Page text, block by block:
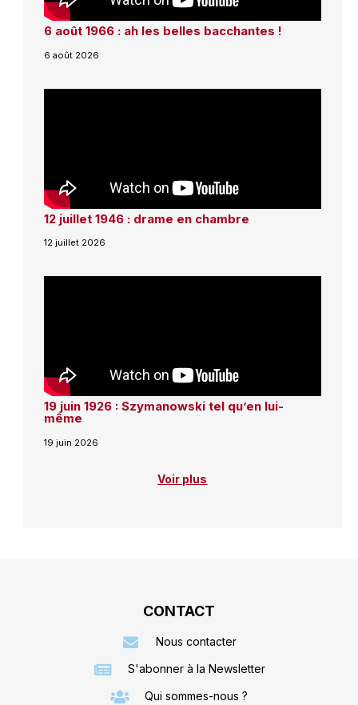
6 août 1966 : ah les belles bacchantes !
6 août 2026
12 juillet 1946 : drame en chambre
12 juillet 2026
19 juin 1926 : Szymanowski tel qu’en lui-
même
19 juin 2026
Voir plus
CONTACT
Nous contacter
S'abonner à la Newsletter
Qui sommes-nous ?